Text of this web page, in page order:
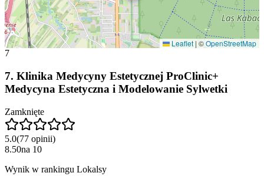
Leaflet | ©OpenStreetMap
7
7. Klinika Medycyny Estetycznej ProClinic+
Medycyna Estetyczna i Modelowanie Sylwetki
Zamknięte
5.0(77 opinii)
8.50na 10
Wynik w rankingu Lokalsy